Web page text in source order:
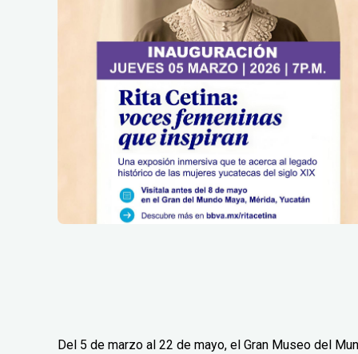
Del 5 de marzo al 22 de mayo, el Gran Museo del